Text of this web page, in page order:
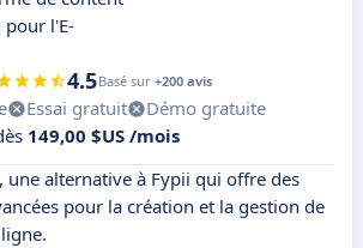
l'E-
4.5Basé sur +200 avis
Essai gratuit
Démo gratuite
149,00 $US /mois
une alternative à Fypii qui offre des
pour la création et la gestion de